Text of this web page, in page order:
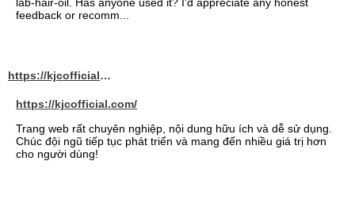
feedback or recomm...
https://kjcofficial.com/
https://kjcofficial.com/
Trang web rất chuyên nghiệp, nội dung hữu ích và dễ sử dụng.
Chúc đội ngũ tiếp tục phát triển và mang đến nhiều giá trị hơn
cho người dùng!